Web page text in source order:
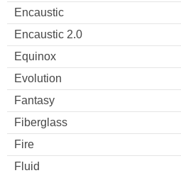
Encaustic
Encaustic 2.0
Equinox
Evolution
Fantasy
Fiberglass
Fire
Fluid